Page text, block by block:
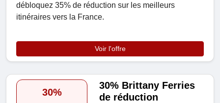
débloquez 35% de réduction sur les meilleurs
itinéraires vers la France.
Voir l'offre
30%
30% Brittany Ferries
de réduction